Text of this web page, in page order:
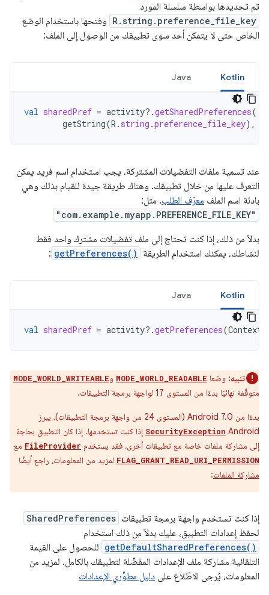
تم تحديدها بواسطة سلسلة المورد
R.string.preference_file_key وفتحها باستخدام الوضع
الخاص حتى لا يتمكن أحد سوى تطبيقك من الوصول إلى الملف:
Kotlin
Java
val sharedPref = activity?.getSharedPreferences(
getString(R . string .preference_file_key),
عند تسمية ملفات التفضيلات المشتركة، يجب استخدام اسم فريد يمكن
التعرف عليها من خلال تطبيقك. وهناك طريقة جيدة للقيام بذلك وهي
بادئة اسم الملف معرّف الطلب. مثل:
"com.example.myapp.PREFERENCE_FILE_KEY"
بدلاً من ذلك، إذا كنت تحتاج إلى ملف تفضيلات مشترك واحد فقط
لنشاطك، يمكنك استخدام الطريقة
getPreferences()
:
Kotlin
Java
val sharedPref = activity?.getPreferences(Context
تنبيه: وضعا MODE_WORLD_READABLE وMODE_WORLD_WRITEABLE
متوقّفة نهائيًا بدءًا من المستوى 17 لواجهة برمجة التطبيقات.
بدءًا من Android 7.0 (المستوى 24 من واجهة برمجة التطبيقات)، يبرز
Android
SecurityException إذا كنت تستخدمها. إذا كان التطبيق بحاجة
إلى مشاركة ملفات خاصة مع تطبيقات أخرى، فقد يستخدم FileProvider مع
FLAG_GRANT_READ_URI_PERMISSION لمزيد من المعلومات، راجع أيضًا
مشاركة الملفات:
إذا كنت تستخدم واجهة برمجة تطبيقات SharedPreferences
لحفظ إعدادات التطبيق، عليك بدلاً من ذلك استخدام
getDefaultSharedPreferences() للحصول على القيمة
التلقائية مشاركة ملف الإعدادات المفضّلة لتطبيقك بالكامل. لمزيد من
المعلومات، يُرجى الاطّلاع على دليل مطوِّري الإعدادات